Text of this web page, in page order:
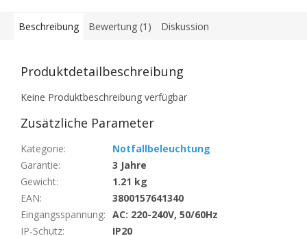
Beschreibung Bewertung (1) Diskussion
Produktdetailbeschreibung
Keine Produktbeschreibung verfügbar
Zusätzliche Parameter
Kategorie:
Notfallbeleuchtung
Garantie:
3 Jahre
Gewicht:
1.21 kg
EAN:
3800157641340
Eingangsspannung: AC: 220-240V, 50/60Hz
IP-Schutz: IP20